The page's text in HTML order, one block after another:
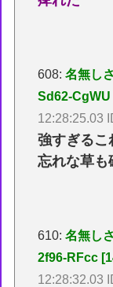
608:名無し
Sd62-CgWU
12:28:25.03
強すぎるこ
忘れな草も
610:名無し
2f96-RFcc
12:28:32.03